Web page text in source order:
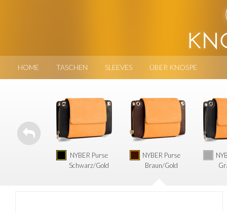
HOME TASCHEN SLEEVES ÜBER KNOSPE
NYBER Purse
Schwarz/Gold
NYBER Purse
Braun/Gold